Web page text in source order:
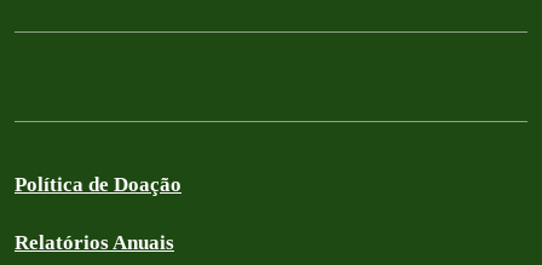
Política de Doação
Relatórios Anuais